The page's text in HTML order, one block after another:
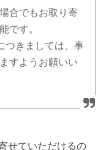
合でもお取り寄
です。
つきましては、事
すようお願いい
せていただけるの